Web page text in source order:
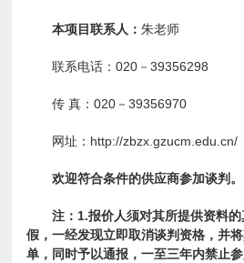
本项目联系人：朱老师
联系电话：020－39356298
传 真：020－39356970
网址：http://zbzx.gzucm.edu.cn/
欢迎符合条件的供应商参加谈判。
注：1.报价人须对其所提供资料
假，一经发现立即取消谈判资格，并
单，同时予以通报，一至三年内禁止